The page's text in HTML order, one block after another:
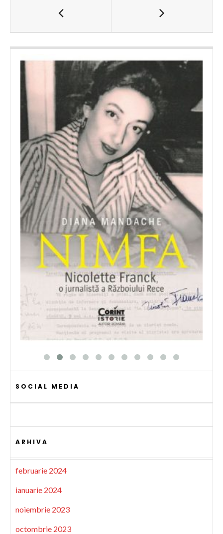
SOCIAL MEDIA
ARHIVA
februarie 2024
ianuarie 2024
noiembrie 2023
octombrie 2023